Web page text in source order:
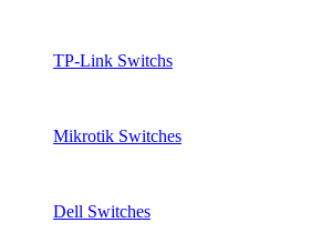
TP-Link Switchs
Mikrotik Switches
Dell Switches